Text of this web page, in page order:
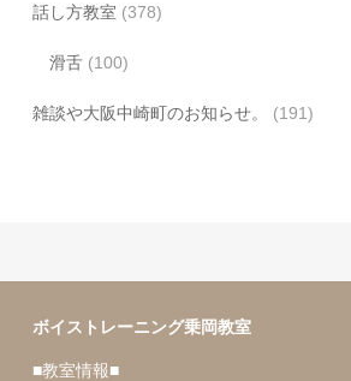
話し方教室 (378)
滑舌 (100)
雑談や大阪中崎町のお知らせ。 (191)
ボイストレーニング乗岡教室
■教室情報■